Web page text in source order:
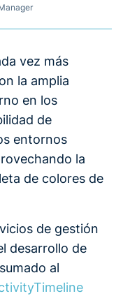
vez más
la amplia
en los
de
entornos
la
de colores de
de gestión
desarrollo de
al